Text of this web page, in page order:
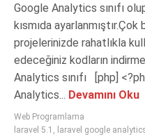
Google Analytics sınıfı
kısmıda
projelerinizde rahatlıkla
edeceğiniz kodların
Analytics sınıfı [php]
Analytics... Devamını Oku
Web Programlama
laravel 5.1
laravel google